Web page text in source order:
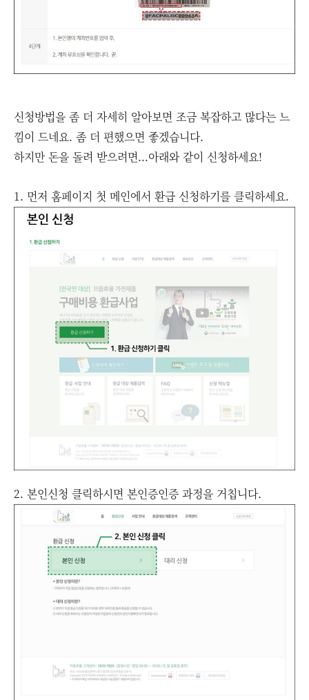
신청방법을 좀 더 자세히 알아보면 조금 복잡하고 많다는 느
낌이 드네요. 좀 더 편했으면 좋겠습니다.
하지만 돈을 돌려 받으려면...아래와 같이 신청하세요!
1. 먼저 홈페이지 첫 메인에서 환급 신청하기를 클릭하세요.
2. 본인신청 클릭하시면 본인증인증 과정을 거칩니다.